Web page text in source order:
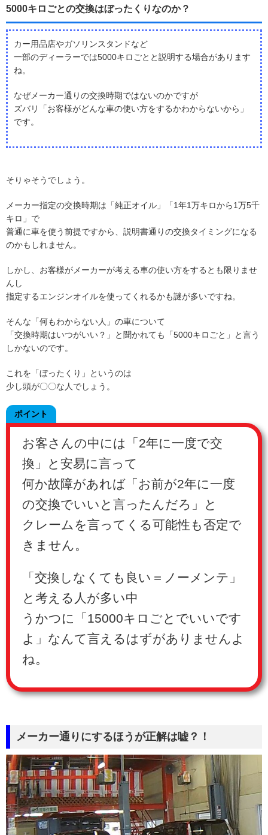
5000キロごとの交換はぼったくりなのか？
カー用品店やガソリンスタンドなど
一部のディーラーでは5000キロごとと説明する場合があります
ね。
なぜメーカー通りの交換時期ではないのかですが
ズバリ「お客様がどんな車の使い方をするかわからないから」
です。
そりゃそうでしょう。
メーカー指定の交換時期は「純正オイル」「1年1万キロから1万5千
キロ」で
普通に車を使う前提ですから、説明書通りの交換タイミングになる
のかもしれません。
しかし、お客様がメーカーが考える車の使い方をするとも限りませ
んし
指定するエンジンオイルを使ってくれるかも謎が多いですね。
そんな「何もわからない人」の車について
「交換時期はいつがいい？」と聞かれても「5000キロごと」と言う
しかないのです。
これを「ぼったくり」というのは
少し頭が〇〇な人でしょう。
ポイント
お客さんの中には「2年に一度で交
換」と安易に言って
何か故障があれば「お前が2年に一度
の交換でいいと言ったんだろ」と
クレームを言ってくる可能性も否定で
きません。
「交換しなくても良い＝ノーメンテ」
と考える人が多い中
うかつに「15000キロごとでいいです
よ」なんて言えるはずがありませんよ
ね。
メーカー通りにするほうが正解は嘘？！